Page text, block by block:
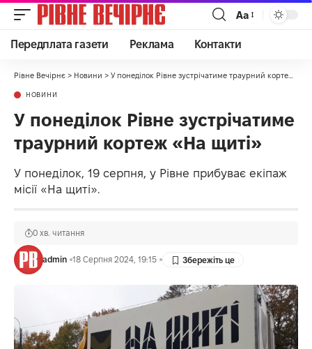
Аа
Передплата газети Реклама Контакти
Рівне Вечірнє > Новини > У понеділок Рівне зустрічатиме траурний кортеж «На щиті»
НОВИНИ
У понеділок Рівне зустрічатиме
траурний кортеж «На щиті»
У понеділок, 19 серпня, у Рівне прибуває екіпаж
місії «На щиті».
admin 18 Серпня 2024, 19:15
0 хв. читання